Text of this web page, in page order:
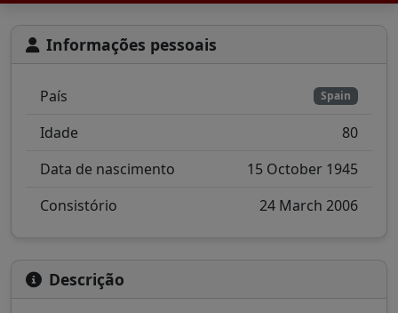
Informações pessoais
País Spain
Idade
80
Data de nascimento
15 October 1945
Consistório
24 March 2006
Descrição